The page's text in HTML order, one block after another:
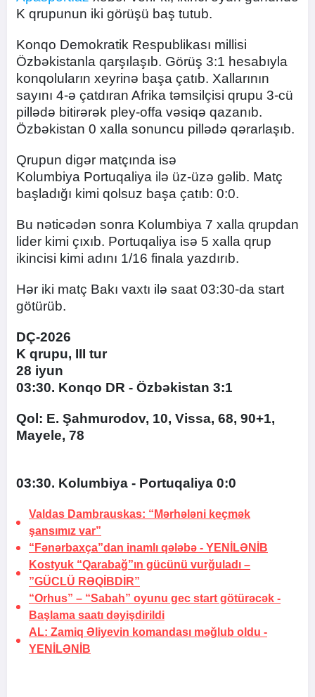
K qrupunun iki görüşü baş tutub.
Konqo Demokratik Respublikası millisi
Özbəkistanla qarşılaşıb. Görüş 3:1 hesabıyla
konqoluların xeyrinə başa çatıb. Xallarının
sayını 4-ə çatdıran Afrika təmsilçisi qrupu 3-cü
pillədə bitirərək pley-offa vəsiqə qazanıb.
Özbəkistan 0 xalla sonuncu pillədə qərarlaşıb.
Qrupun digər matçında isə
Kolumbiya Portuqaliya ilə üz-üzə gəlib. Matç
başladığı kimi qolsuz başa çatıb: 0:0.
Bu nəticədən sonra Kolumbiya 7 xalla qrupdan
lider kimi çıxıb. Portuqaliya isə 5 xalla qrup
ikincisi kimi adını 1/16 finala yazdırıb.
Hər iki matç Bakı vaxtı ilə saat 03:30-da start
götürüb.
DÇ-2026
K qrupu, III tur
28 iyun
03:30. Konqo DR - Özbəkistan 3:1
Qol: E. Şahmurodov, 10, Vissa, 68, 90+1,
Mayele, 78
03:30. Kolumbiya - Portuqaliya 0:0
Valdas Dambrauskas: “Mərhələni keçmək
şansımız var”
“Fənərbaxça”dan inamlı qələbə - YENİLƏNİB
Kostyuk “Qarabağ”ın gücünü vurğuladı –
”GÜCLÜ RƏQİBDİR”
“Orhus” – “Sabah” oyunu gec start götürəcək -
Başlama saatı dəyişdirildi
AL: Zamiq Əliyevin komandası məğlub oldu -
YENİLƏNİB